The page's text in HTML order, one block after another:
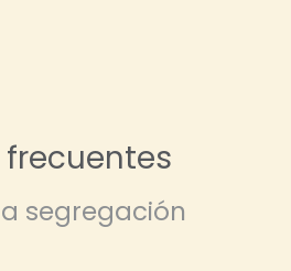
segregación